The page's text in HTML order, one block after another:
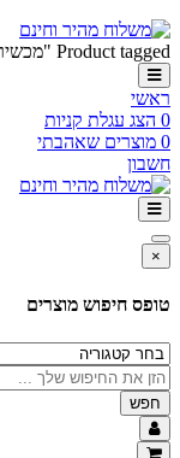
Product tagged "מכשיר BLU ZOYE 2.4"
ראשי
0 הצג עגלת קניות
0 מוצרים שאהבתי
חשבון
×
טופס חיפוש מוצרים
חפש